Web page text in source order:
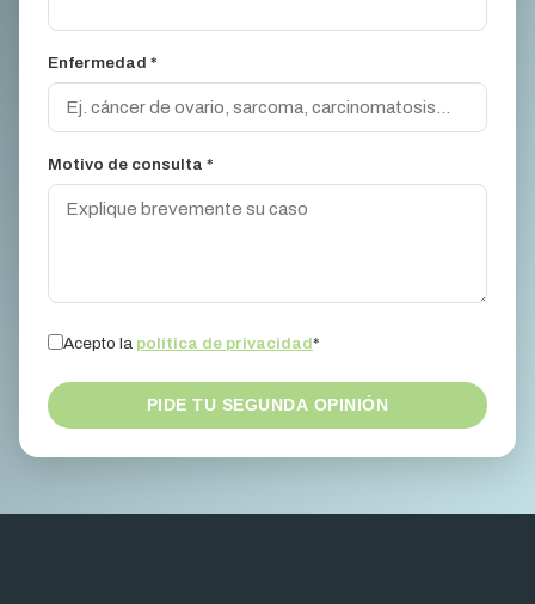
Enfermedad *
Motivo de consulta *
Acepto la política de privacidad*
PIDE TU SEGUNDA OPINIÓN